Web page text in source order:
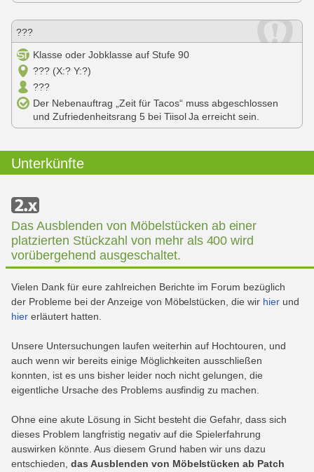
???
Klasse oder Jobklasse auf Stufe 90
??? (X:? Y:?)
???
Der Nebenauftrag „Zeit für Tacos“ muss abgeschlossen
und Zufriedenheitsrang 5 bei Tiisol Ja erreicht sein.
Unterkünfte
Das Ausblenden von Möbelstücken ab einer
platzierten Stückzahl von mehr als 400 wird
vorübergehend ausgeschaltet.
Vielen Dank für eure zahlreichen Berichte im Forum bezüglich
der Probleme bei der Anzeige von Möbelstücken, die wir hier und
hiererläutert hatten.
Unsere Untersuchungen laufen weiterhin auf Hochtouren, und
auch wenn wir bereits einige Möglichkeiten ausschließen
konnten, ist es uns bisher leider noch nicht gelungen, die
eigentliche Ursache des Problems ausfindig zu machen.
Ohne eine akute Lösung in Sicht besteht die Gefahr, dass sich
dieses Problem langfristig negativ auf die Spielerfahrung
auswirken könnte. Aus diesem Grund haben wir uns dazu
entschieden, das Ausblenden von Möbelstücken ab Patch